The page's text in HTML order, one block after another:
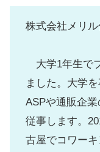
株式会社メリル
大学1年生で
ました。大学
ASPや通販企
従事します。
古屋でコワー